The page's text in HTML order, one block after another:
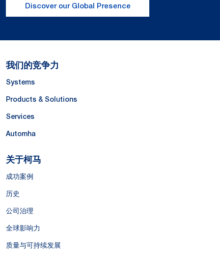
Discover our Global Presence
我们的竞争力
Systems
Products & Solutions
Services
Automha
关于柯马
成功案例
历史
公司治理
全球影响力
质量与可持续发展